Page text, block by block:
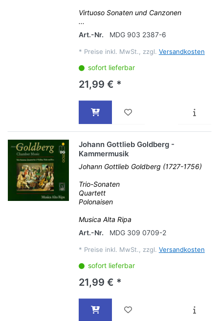
Virtuoso Sonaten und Canzonen
...
Art.-Nr.
MDG 903 2387-6
* Preise inkl. MwSt., zzgl. Versandkosten
sofort lieferbar
21,99 € *
Johann Gottlieb Goldberg -
Kammermusik
Johann Gottlieb Goldberg (1727-1756)
Trio-Sonaten
Quartett
Polonaisen
Musica Alta Ripa
Art.-Nr.
MDG 309 0709-2
* Preise inkl. MwSt., zzgl. Versandkosten
sofort lieferbar
21,99 € *